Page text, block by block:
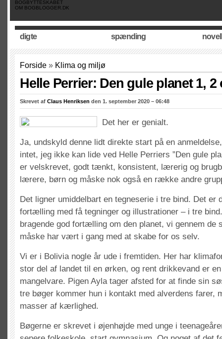
BOGBYTTESKABET
OM BOGBLOGGER.DK
digte spænding
Forside » Klima og miljø
Helle Perrier: Den gule planet 1, 2
Skrevet af Claus Henriksen den 1. september 2020 – 06:48
Det her er genialt.
Ja, undskyld denne lidt direkte start på en
intet, jeg ikke kan lide ved Helle Perriers ”Den gule
er velskrevet, godt tænkt, konsistent, lærerig og
lærere, børn og måske nok også en række andre
Det ligner umiddelbart en tegneserie i tre bind. Det er
fortælling med få tegninger og illustrationer – i tre
bragende god fortælling om den planet, vi gennem de
måske har vært i gang med at skabe for os selv.
Vi er i Bolivia nogle år ude i fremtiden. Her har
stor del af landet til en ørken, og rent drikkevand er
mangelvare. Pigen Ayla tager afsted for at finde sin
tre bøger kommer hun i kontakt med alverdens farer,
masser af kærlighed.
Bøgerne er skrevet i øjenhøjde med unge i